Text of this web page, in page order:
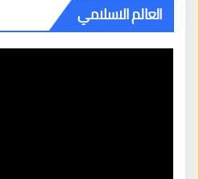
العالم الاسلامي